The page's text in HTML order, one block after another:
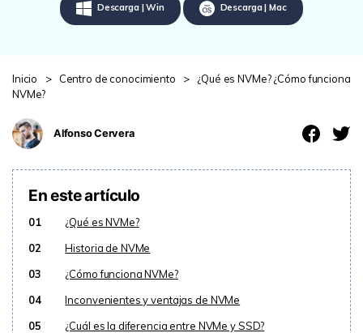
Pruébalo Gratis
Otros Productos
Repairit - Reparar Datos
UBackit - Respaldar Datos
Descarga | Win Descarga | Mac
Inicio > Centro de conocimiento >
¿Qué es NVMe? ¿Cómo funciona
NVMe?
Alfonso Cervera
En este artículo
01
¿Qué es NVMe?
02
Historia de NVMe
03
¿Cómo funciona NVMe?
04
Inconvenientes y ventajas de NVMe
05
¿Cuál es la diferencia entre NVMe y SSD?